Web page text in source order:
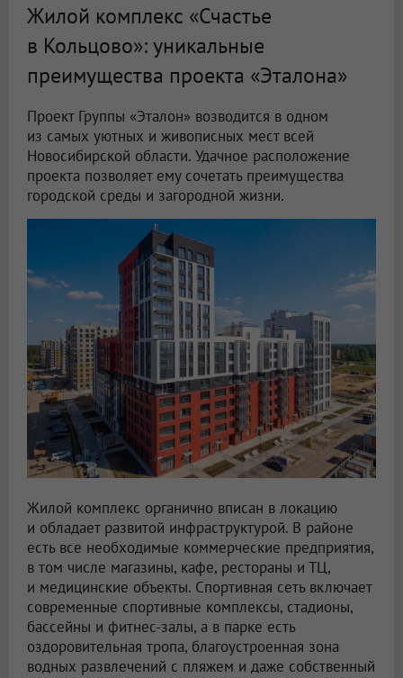
Жилой комплекс «Счастье
в Кольцово»: уникальные
преимущества проекта «Эталона»
Проект Группы «Эталон» возводится в одном
из самых уютных и живописных мест всей
Новосибирской области. Удачное расположение
проекта позволяет ему сочетать преимущества
городской среды и загородной жизни.
Жилой комплекс органично вписан в локацию
и обладает развитой инфраструктурой. В районе
есть все необходимые коммерческие предприятия,
в том числе магазины, кафе, рестораны и ТЦ,
и медицинские объекты. Спортивная сеть включает
современные спортивные комплексы, стадионы,
бассейны и фитнес-залы, а в парке есть
оздоровительная тропа, благоустроенная зона
водных развлечений с пляжем и даже собственный